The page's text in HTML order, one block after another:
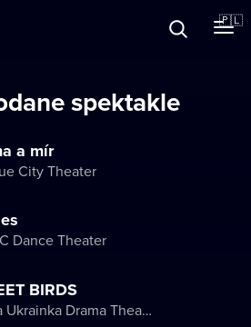
🇵🇱
spektakle
a mír
City Theater
Dance Theater
BIRDS
Lesia Ukrainka Drama Theater